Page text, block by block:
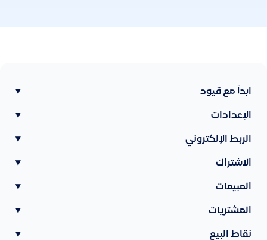
ابدأ مع قيود ▾
الإعدادات ▾
الربط الإلكتروني ▾
الاشتراك ▾
المبيعات ▾
المشتريات ▾
نقاط البيع ▾